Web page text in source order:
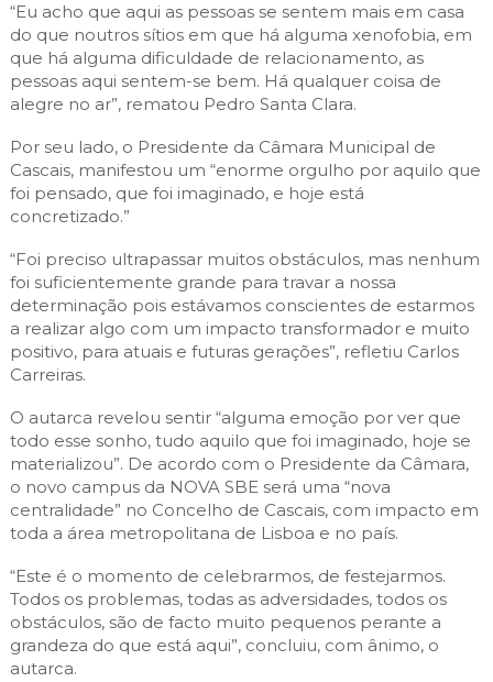
“Eu acho que aqui as pessoas se sentem mais em casa
do que noutros sítios em que há alguma xenofobia, em
que há alguma dificuldade de relacionamento, as
pessoas aqui sentem-se bem. Há qualquer coisa de
alegre no ar”, rematou Pedro Santa Clara.
Por seu lado, o Presidente da Câmara Municipal de
Cascais, manifestou um “enorme orgulho por aquilo que
foi pensado, que foi imaginado, e hoje está
concretizado.”
“Foi preciso ultrapassar muitos obstáculos, mas nenhum
foi suficientemente grande para travar a nossa
determinação pois estávamos conscientes de estarmos
a realizar algo com um impacto transformador e muito
positivo, para atuais e futuras gerações”, refletiu Carlos
Carreiras.
O autarca revelou sentir “alguma emoção por ver que
todo esse sonho, tudo aquilo que foi imaginado, hoje se
materializou”. De acordo com o Presidente da Câmara,
o novo campus da NOVA SBE será uma “nova
centralidade” no Concelho de Cascais, com impacto em
toda a área metropolitana de Lisboa e no país.
“Este é o momento de celebrarmos, de festejarmos.
Todos os problemas, todas as adversidades, todos os
obstáculos, são de facto muito pequenos perante a
grandeza do que está aqui”, concluiu, com ânimo, o
autarca.